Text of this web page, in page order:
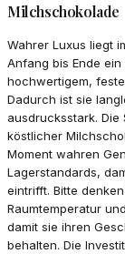
Milchschokolade
Wahrer Luxus liegt
Anfang bis Ende
hochwertigem,
Dadurch ist sie
ausdrucksstark. Die
köstlicher
Moment wahren
Lagerstandards,
eintrifft. Bitte
Raumtemperatur
damit sie ihren
behalten. Die